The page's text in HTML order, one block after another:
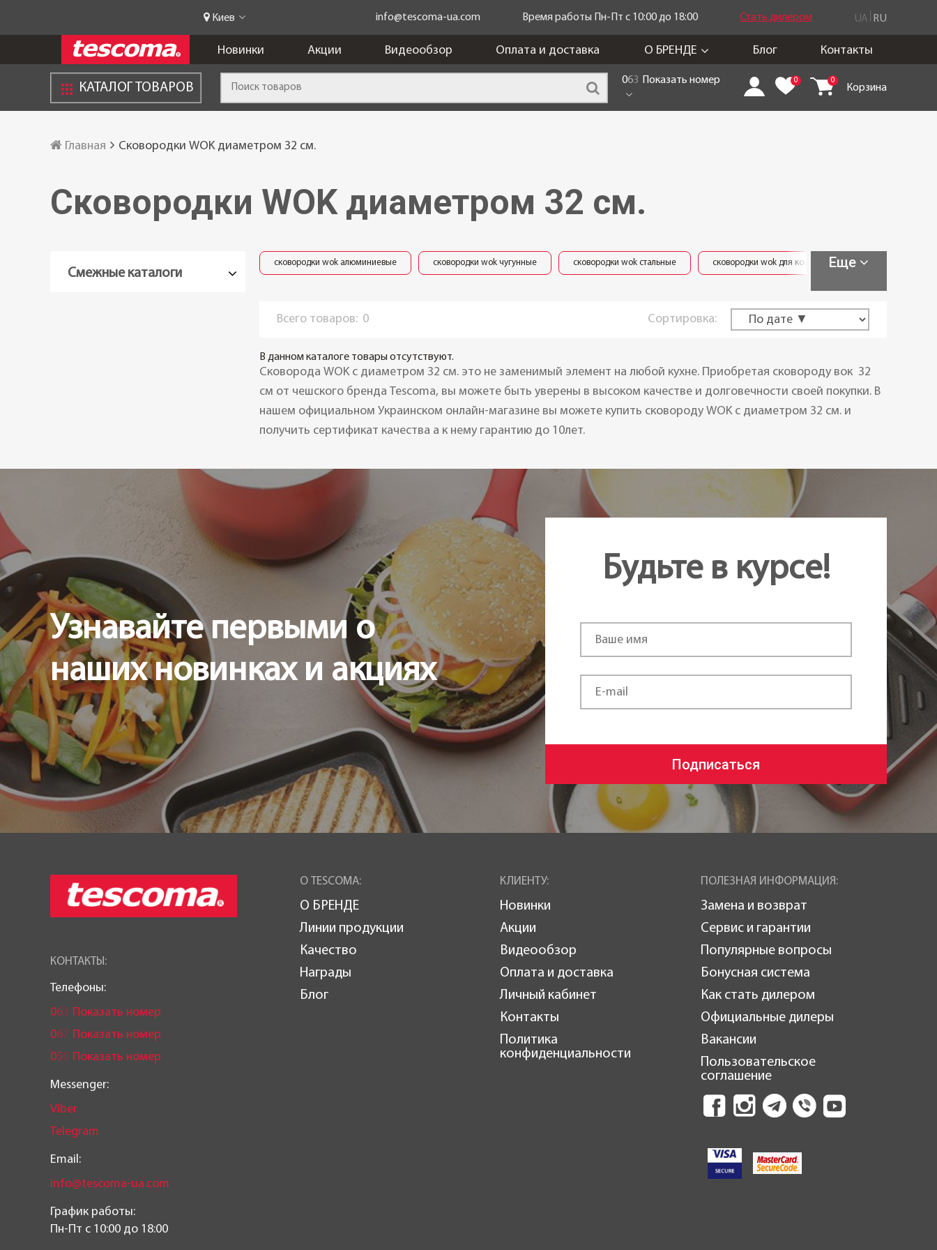
Киев info@tescoma-ua.com Время работы Пн-Пт c 10:00 до 18:00 Стать дилером UA RU
Новинки Акции Видеообзор Оплата и доставка О БРЕНДЕ Блог Контакты
КАТАЛОГ ТОВАРОВ
063 Показать номер 0 0
Корзина
Главная Сковородки WOK диаметром 32 см.
Сковородки WOK диаметром 32 см.
Смежные каталоги
сковородки wok алюминиевые сковородки wok чугунные сковородки wok стальные сковородки wok для костра (чугун)
Еще
Всего товаров: 0 Сортировка:
В данном каталоге товары отсутствуют.
Сковорода WOK с диаметром 32 см. это не заменимый элемент на любой кухне. Приобретая сковороду вок 32
см от чешского бренда Tescoma, вы можете быть уверены в высоком качестве и долговечности своей покупки. В
нашем официальном Украинском онлайн-магазине вы можете купить сковороду WOK с диаметром 32 см. и
получить сертификат качества а к нему гарантию до 10лет.
Узнавайте первыми о
наших новинках и акциях
Будьте в курсе!
Подписаться
КОНТАКТЫ:
Телефоны:
063 Показать номер
067 Показать номер
050 Показать номер
Messenger:
Viber
Telegram
Email:
info@tescoma-ua.com
График работы:
Пн-Пт c 10:00 до 18:00
О TESCOMA:
О БРЕНДЕ
Линии продукции
Качество
Награды
Блог
КЛИЕНТУ:
Новинки
Акции
Видеообзор
Оплата и доставка
Личный кабинет
Контакты
Политика
конфиденциальности
ПОЛЕЗНАЯ ИНФОРМАЦИЯ:
Замена и возврат
Сервис и гарантии
Популярные вопросы
Бонусная система
Как стать дилером
Официальные дилеры
Вакансии
Пользовательское
соглашение